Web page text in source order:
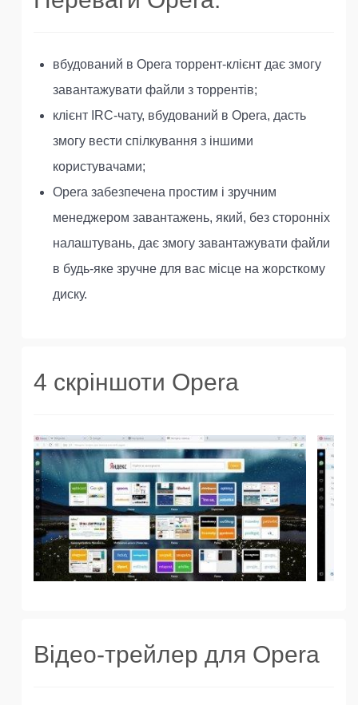
вбудований в Opera торрент-клієнт дає змогу
завантажувати файли з торрентів;
клієнт IRC-чату, вбудований в Opera, дасть
змогу вести спілкування з іншими
користувачами;
Opera забезпечена простим і зручним
менеджером завантажень, який, без сторонніх
налаштувань, дає змогу завантажувати файли
в будь-яке зручне для вас місце на жорсткому
диску.
4 скріншоти Opera
Відео-трейлер для Opera